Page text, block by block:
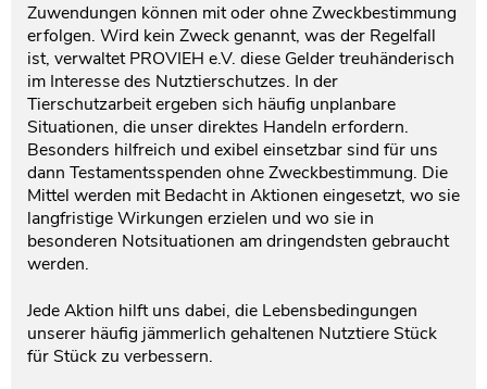
Zuwendungen können mit oder ohne Zweckbestimmung
erfolgen. Wird kein Zweck genannt, was der Regelfall
ist, verwaltet PROVIEH e.V. diese Gelder treuhänderisch
im Interesse des Nutztierschutzes. In der
Tierschutzarbeit ergeben sich häufig unplanbare
Situationen, die unser direktes Handeln erfordern.
Besonders hilfreich und exibel einsetzbar sind für uns
dann Testamentsspenden ohne Zweckbestimmung. Die
Mittel werden mit Bedacht in Aktionen eingesetzt, wo sie
langfristige Wirkungen erzielen und wo sie in
besonderen Notsituationen am dringendsten gebraucht
werden.
Jede Aktion hilft uns dabei, die Lebensbedingungen
unserer häufig jämmerlich gehaltenen Nutztiere Stück
für Stück zu verbessern.